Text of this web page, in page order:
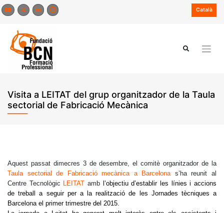
Skip
to
Català
Visita a LEITAT del grup organitzador de la Taula
sectorial de Fabricació Mecànica
Aquest passat dimecres 3 de desembre, el comitè organitzador de la
Taula sectorial de Fabricació mecànica a Barcelonas’ha reunit al
Centre Tecnològic LEITAT amb l’objectiu d’establir les línies i accions
de treball a seguir per a la realització de les Jornades tècniques a
Barcelona el primer trimestre del 2015.